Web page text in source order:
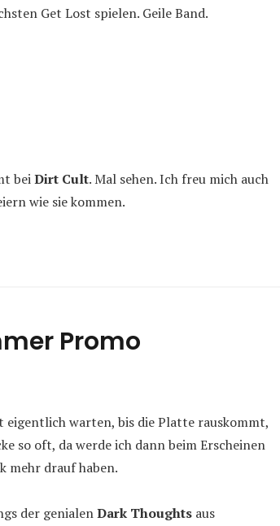
Get Lost spielen. Geile Band.
beiDirt Cult. Mal sehen. Ich freu mich auch
wie sie kommen.
Promo
eigentlich warten, bis die Platte rauskommt,
so oft, da werde ich dann beim Erscheinen
mehr drauf haben.
der genialenDark Thoughts aus